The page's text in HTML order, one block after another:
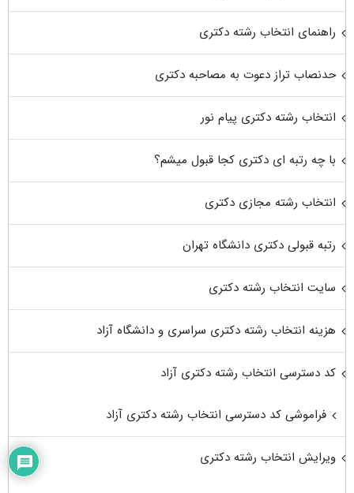
راهنمای انتخاب رشته دکتری
حدنصاب تراز دعوت به مصاحبه دکتری
انتخاب رشته دکتری پیام نور
با چه رتبه ای دکتری کجا قبول میشم؟
انتخاب رشته مجازی دکتری
رتبه قبولی دکتری دانشگاه تهران
سایت انتخاب رشته دکتری
هزینه انتخاب رشته دکتری سراسری و دانشگاه آزاد
کد دسترسی انتخاب رشته دکتری آزاد
فراموشی کد دسترسی انتخاب رشته دکتری آزاد
ویرایش انتخاب رشته دکتری